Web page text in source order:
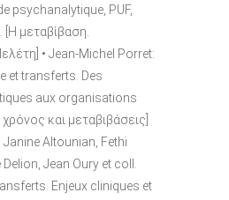
psychanalytique, PUF,
[Η μεταβίβαση.
• Jean-Michel Porret:
et transferts. Des
aux organisations
και μεταβιβάσεις]
Janine Altounian, Fethi
Jean Oury et coll.
Enjeux cliniques et